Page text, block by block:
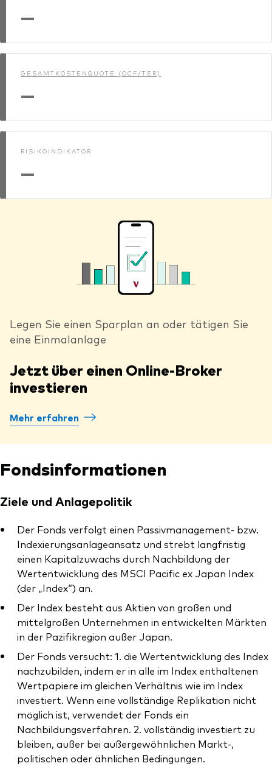
—
GESAMTKOSTENQUOTE (OCF/TER)
—
RISIKOINDIKATOR
—
Legen Sie einen Sparplan an oder tätigen Sie
eine Einmalanlage
Jetzt über einen Online-Broker
investieren
Mehr erfahren
Fondsinformationen
Ziele und Anlagepolitik
Der Fonds verfolgt einen Passivmanagement- bzw.
Indexierungsanlageansatz und strebt langfristig
einen Kapitalzuwachs durch Nachbildung der
Wertentwicklung des MSCI Pacific ex Japan Index
(der „Index“) an.
Der Index besteht aus Aktien von großen und
mittelgroßen Unternehmen in entwickelten Märkten
in der Pazifikregion außer Japan.
Der Fonds versucht: 1. die Wertentwicklung des Index
nachzubilden, indem er in alle im Index enthaltenen
Wertpapiere im gleichen Verhältnis wie im Index
investiert. Wenn eine vollständige Replikation nicht
möglich ist, verwendet der Fonds ein
Nachbildungsverfahren. 2. vollständig investiert zu
bleiben, außer bei außergewöhnlichen Markt-,
politischen oder ähnlichen Bedingungen.